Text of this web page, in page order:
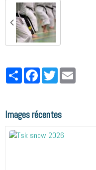
PartagerFacebookTwitter
Images récentes